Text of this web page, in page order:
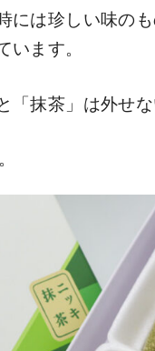
には珍しい味の
ます。
抹茶」は外せな